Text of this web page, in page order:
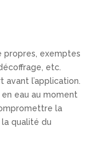
propres, exemptes
etc.
l’application.
eau au moment
la
qualité du